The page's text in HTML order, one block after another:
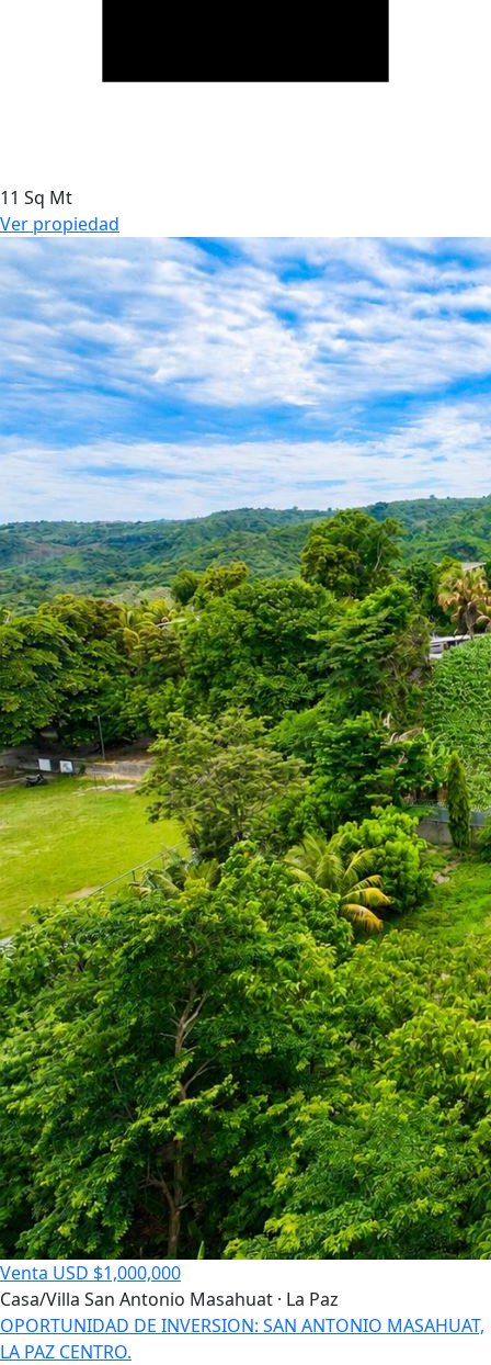
11 Sq Mt
Ver propiedad
Venta USD $1,000,000
Casa/Villa San Antonio Masahuat · La Paz
OPORTUNIDAD DE INVERSION: SAN ANTONIO MASAHUAT,
LA PAZ CENTRO.